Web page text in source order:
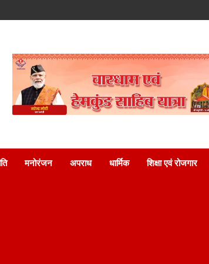
मनोरंजन अपराध धार्मिक शिक्षा एवं रोजगार